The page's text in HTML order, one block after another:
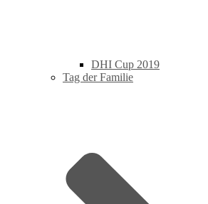
DHI Cup 2019
Tag der Familie